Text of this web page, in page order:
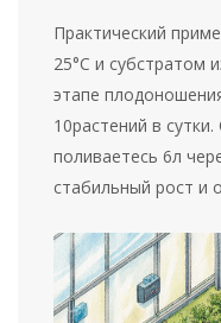
Практический
25°C и субстратом
этапе
10растений в
поливаетесь 6л
стабильный рост и